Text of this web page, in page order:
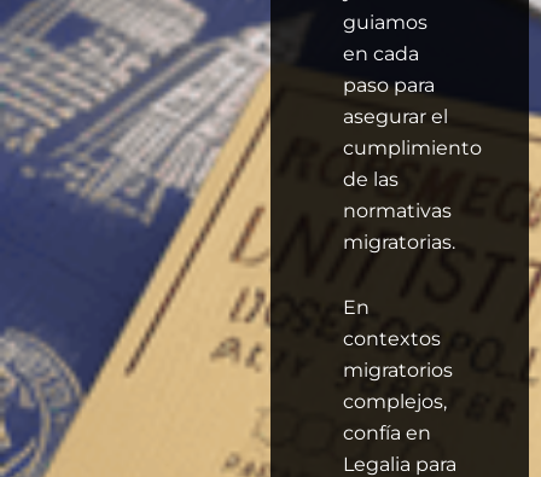
guiamos
en cada
paso para
asegurar el
cumplimiento
de las
normativas
migratorias.
En
contextos
migratorios
complejos,
confía en
Legalia para